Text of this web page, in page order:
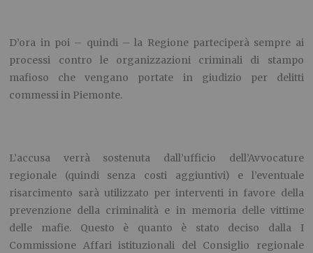
D’ora in poi – quindi – la Regione parteciperà sempre ai
processi contro le organizzazioni criminali di stampo
mafioso che vengano portate in giudizio per delitti
commessi in Piemonte.
L’accusa verrà sostenuta dall’ufficio dell’Avvocature
regionale (quindi senza costi aggiuntivi) e l’eventuale
risarcimento sarà utilizzato per interventi in favore della
prevenzione della criminalità e in memoria delle vittime
delle mafie. Questo è quanto è stato deciso dalla I
Commissione Affari istituzionali del Consiglio regionale